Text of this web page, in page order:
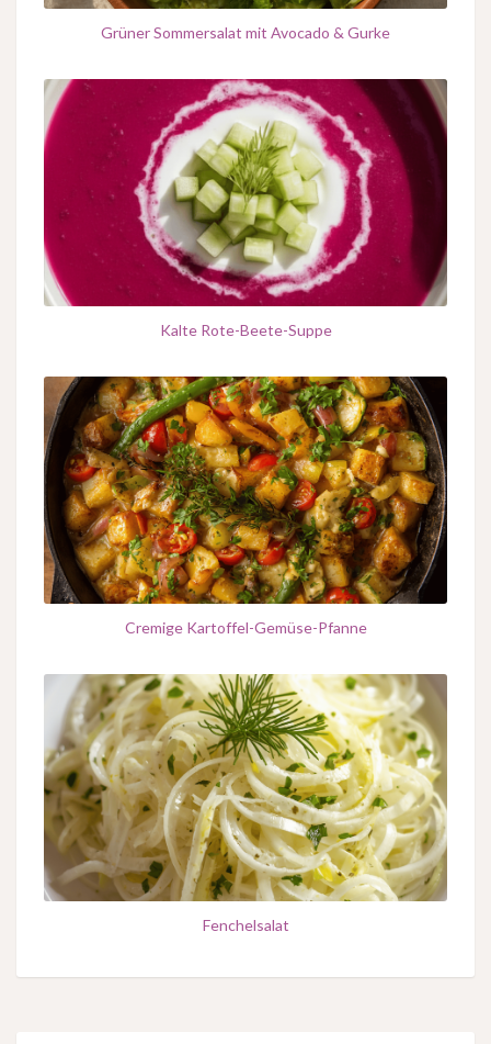
Grüner Sommersalat mit Avocado & Gurke
Kalte Rote-Beete-Suppe
Cremige Kartoffel-Gemüse-Pfanne
Fenchelsalat